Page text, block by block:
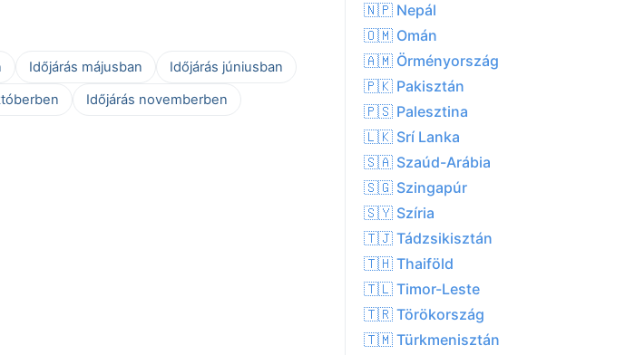
Időjárás májusban
Időjárás júniusban
Időjárás novemberben
🇳🇵 Nepál
🇴🇲 Omán
🇦🇲 Örményország
🇵🇰 Pakisztán
🇵🇸 Palesztina
🇱🇰 Srí Lanka
🇸🇦 Szaúd-Arábia
🇸🇬 Szingapúr
🇸🇾 Szíria
🇹🇯 Tádzsikisztán
🇹🇭 Thaiföld
🇹🇱 Timor-Leste
🇹🇷 Törökország
🇹🇲 Türkmenisztán